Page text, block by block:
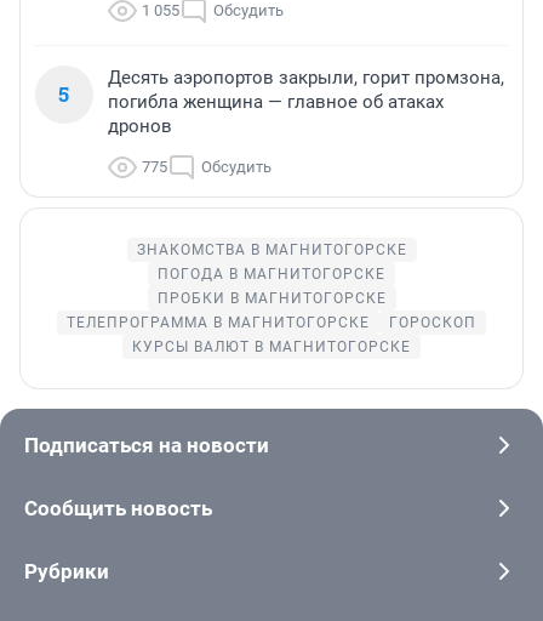
1 055 Обсудить
5
Десять аэропортов закрыли, горит промзона,
погибла женщина — главное об атаках
дронов
775 Обсудить
ЗНАКОМСТВА В МАГНИТОГОРСКЕ
ПОГОДА В МАГНИТОГОРСКЕ
ПРОБКИ В МАГНИТОГОРСКЕ
ТЕЛЕПРОГРАММА В МАГНИТОГОРСКЕ
ГОРОСКОП
КУРСЫ ВАЛЮТ В МАГНИТОГОРСКЕ
Подписаться на новости
Сообщить новость
Рубрики